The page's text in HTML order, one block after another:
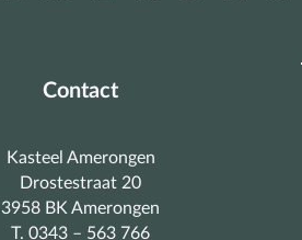
Contact
Kasteel Amerongen
Drostestraat 20
3958 BK Amerongen
T. 0343 – 563 766